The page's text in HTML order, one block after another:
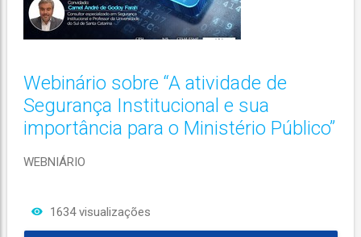
Webinário sobre “A atividade de
Segurança Institucional e sua
importância para o Ministério Público”
WEBNIÁRIO
1634 visualizações